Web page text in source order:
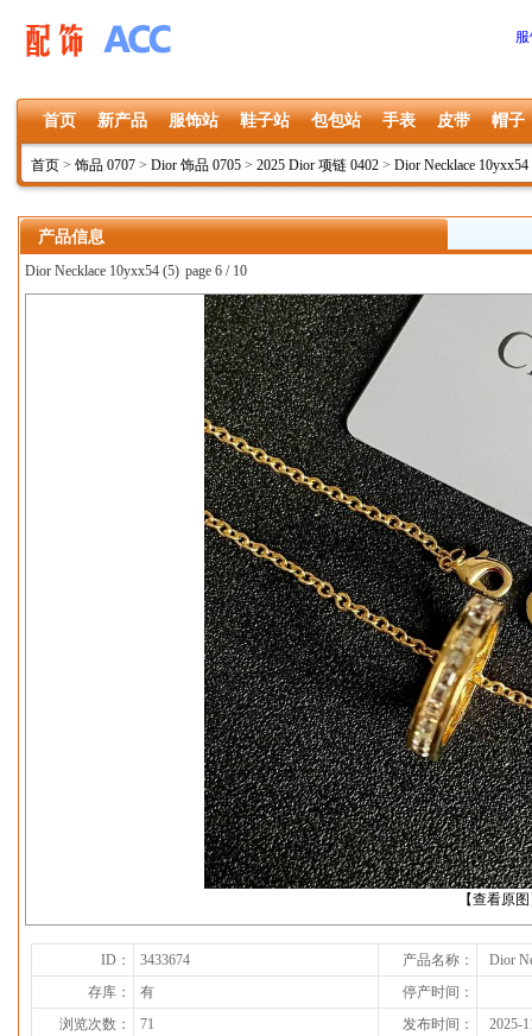
首页 新产品 服饰站 鞋子站 包包站 手表 皮带 帽子
首页 > 饰品 0707 > Dior 饰品 0705 > 2025 Dior 项链 0402 > Dior Necklace 10yxx54
产品信息
Dior Necklace 10yxx54 (5) page 6 / 10
【查看原
下一张
ID： 3433674 产品名称：
Dior
存库：
有
停产时间：
浏览次数：
71 发布时间：
2025-